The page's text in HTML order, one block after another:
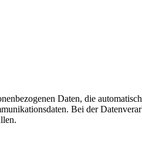
Daten, die
Bei der